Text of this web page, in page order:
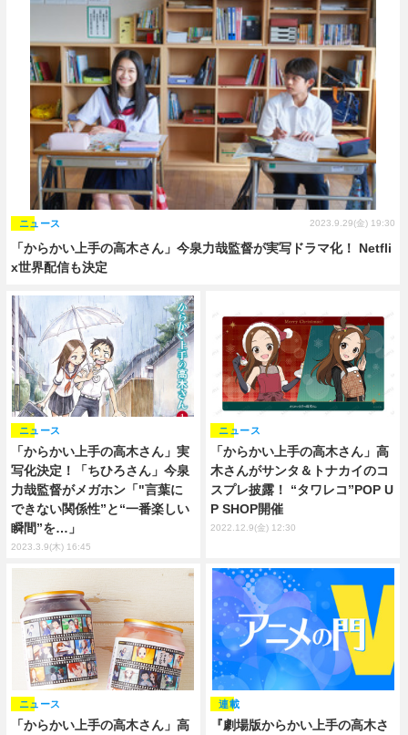
「からかい上手の高木さん」今泉力哉監督が実写ドラマ化！ Netfli
x世界配信も決定
ニュース 2023.9.29(金) 19:30
「からかい上手の高木さん」実
写化決定！「ちひろさん」今泉
力哉監督がメガホン「"言葉に
できない関係性”と“一番楽しい
瞬間”を…」
ニュース
2023.3.9(木) 16:45
「からかい上手の高木さん」高
木さんがサンタ＆トナカイのコ
スプレ披露！ “タワレコ”POP U
P SHOP開催
ニュース
2022.12.9(金) 12:30
「からかい上手の高木さん」高
ニュース
『劇場版からかい上手の高木さ
連載